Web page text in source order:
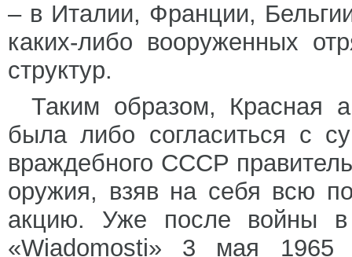
– в Италии, Франции,
каких-либо вооруженных
структур.
Таким образом, Красная
была либо согласиться с
враждебного СССР
оружия, взяв на себя всю
акцию. Уже после войны в
«Wiadomosti» 3 мая 1965